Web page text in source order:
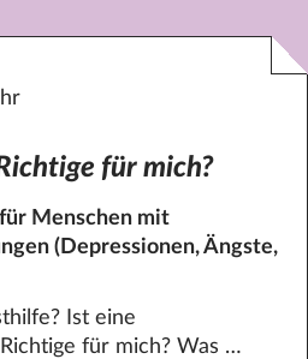
für mich?
Menschen mit
(Depressionen, Ängste,
Ist eine
für mich? Was …